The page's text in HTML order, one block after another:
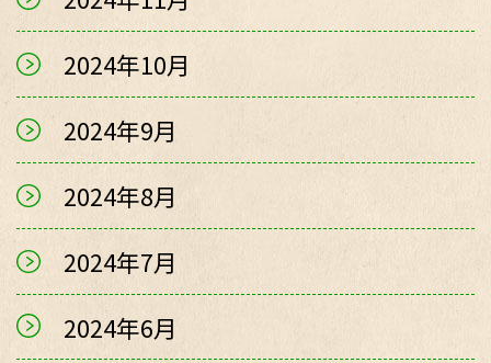
2024年10月
2024年9月
2024年8月
2024年7月
2024年6月